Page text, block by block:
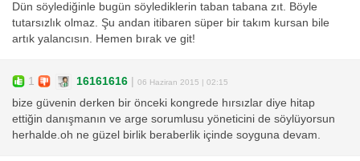
Dün söylediğinle bugün söylediklerin taban tabana zıt. Böyle
tutarsızlık olmaz. Şu andan itibaren süper bir takım kursan bile
artık yalancısın. Hemen bırak ve git!
1 16161616 06 Haziran 2015 | 02:15
bize güvenin derken bir önceki kongrede hırsızlar diye hitap
ettiğin danışmanın ve arge sorumlusu yöneticini de söylüyorsun
herhalde.oh ne güzel birlik beraberlik içinde soyguna devam.